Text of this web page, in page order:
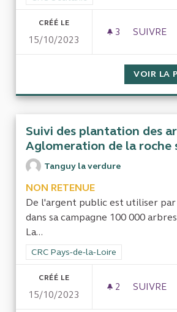
CRÉÉ LE
15/10/2023
3 3 ABONNÉS
SUIVRE
VOIR LA
Suivi des plantation des
Aglomeration de la roche
Tanguy la verdure
NON RETENUE
De l'argent public est utiliser par
dans sa campagne 100 000
La...
Filtrer les résultats de la catégorie :
CRC Pays-de-la-Loire
CRÉÉ LE
15/10/2023
2 2 ABONNÉS
SUIVRE